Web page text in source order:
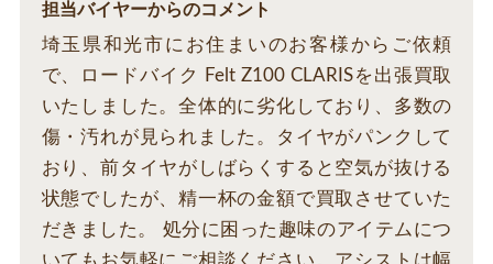
担当バイヤーからのコメント
埼玉県和光市にお住まいのお客様からご依頼
で、ロードバイク Felt Z100 CLARISを出張買取
いたしました。全体的に劣化しており、多数の
傷・汚れが見られました。タイヤがパンクして
おり、前タイヤがしばらくすると空気が抜ける
状態でしたが、精一杯の金額で買取させていた
だきました。 処分に困った趣味のアイテムにつ